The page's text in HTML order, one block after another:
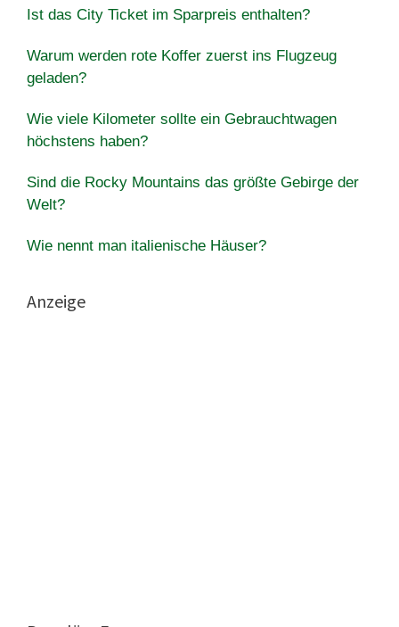
Ist das City Ticket im Sparpreis enthalten?
Warum werden rote Koffer zuerst ins Flugzeug
geladen?
Wie viele Kilometer sollte ein Gebrauchtwagen
höchstens haben?
Sind die Rocky Mountains das größte Gebirge der
Welt?
Wie nennt man italienische Häuser?
Anzeige